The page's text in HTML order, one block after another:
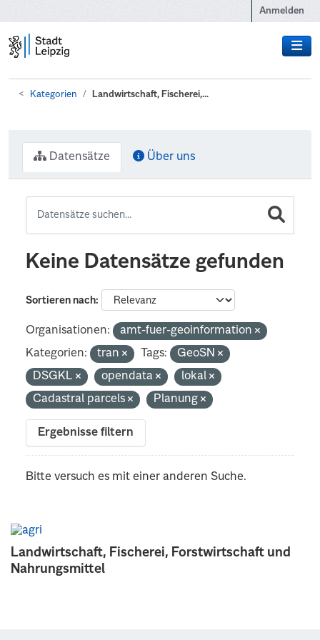
Anmelden
Kategorien Landwirtschaft, Fischerei,...
Landwirtschaft, Fischerei, Forstwirtschaft und
Nahrungsmittel
Datensätze Über uns
Keine Datensätze gefunden
Sortieren nach
Organisationen:
amt-fuer-geoinformation
Kategorien:
tran Tags:
GeoSN
DSGKL
opendata
lokal
Cadastral parcels
Planung
Ergebnisse filtern
Bitte versuch es mit einer anderen Suche.